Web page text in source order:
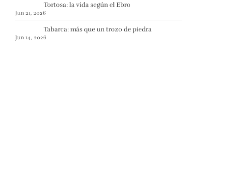
Tortosa: la vida según el Ebro
Jun 21, 2026
Tabarca: más que un trozo de piedra
Jun 14, 2026